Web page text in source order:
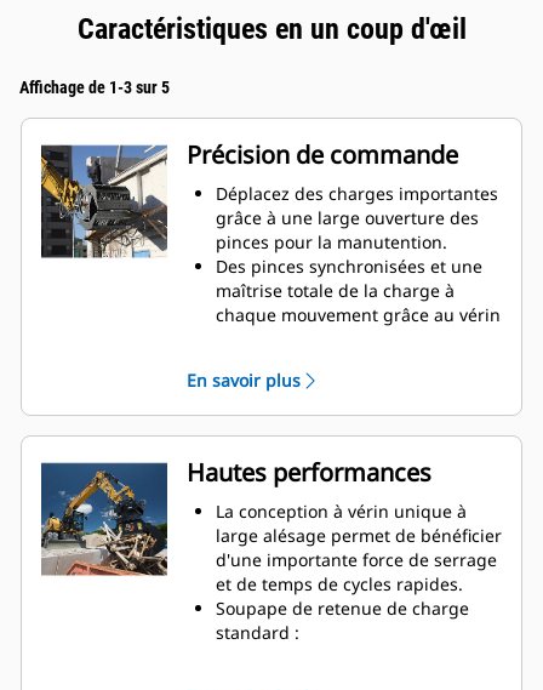
Caractéristiques en un coup d'œil
Affichage de 1-3 sur 5
Précision de commande
Déplacez des charges importantes
grâce à une large ouverture des
pinces pour la manutention.
Des pinces synchronisées et une
maîtrise totale de la charge à
chaque mouvement grâce au vérin
charges importantes ou
récupérez, triez et placez des
matériaux de petite taille grâce à
des butées anti-chevauchement
pour le contact des mâchoires
bord à bord et évitez ainsi le
chevauchement.
Filtrez la saleté et tout matériau fin
grâce à des pinces à claire-voie et
perforées, qui offrent aussi au
conducteur une bonne visibilité
En savoir plus
Hautes performances
La conception à vérin unique à
large alésage permet de bénéficier
d'une importante force de serrage
et de temps de cycles rapides.
Soupape de retenue de charge
standard :